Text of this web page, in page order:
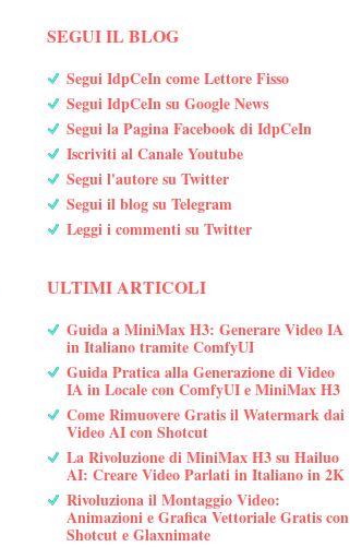
SEGUI IL BLOG
Segui IdpCeIn come Lettore Fisso
Segui IdpCeIn su Google News
Segui la Pagina Facebook di IdpCeIn
Iscriviti al Canale Youtube
Segui l'autore su Twitter
Segui il blog su Telegram
Leggi i commenti su Twitter
ULTIMI ARTICOLI
Guida a MiniMax H3: Generare Video IA
in Italiano tramite ComfyUI
Guida Pratica alla Generazione di Video
IA in Locale con ComfyUI e MiniMax H3
Come Rimuovere Gratis il Watermark dai
Video AI con Shotcut
La Rivoluzione di MiniMax H3 su Hailuo
AI: Creare Video Parlati in Italiano in 2K
Rivoluziona il Montaggio Video:
Animazioni e Grafica Vettoriale Gratis con
Shotcut e Glaxnimate